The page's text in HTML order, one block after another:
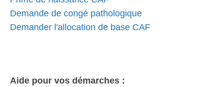
Demande de congé pathologique
Demander l'allocation de base CAF
Aide pour vos démarches :